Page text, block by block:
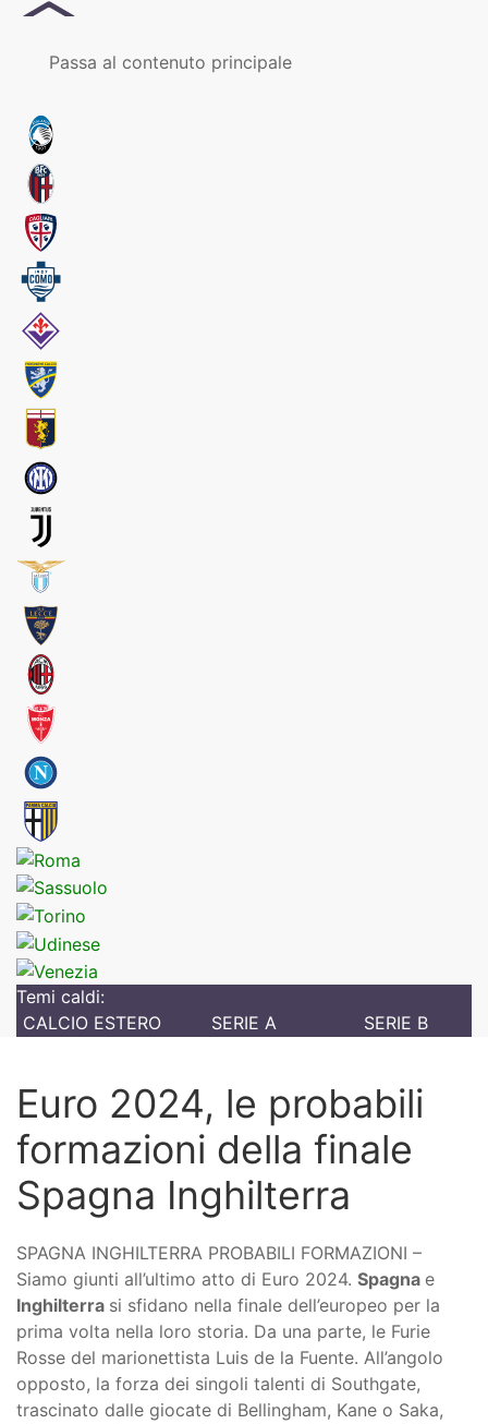
Passa al contenuto principale
Temi caldi:
CALCIO ESTERO
SERIE A SERIE B
Euro 2024, le probabili
formazioni della finale
Spagna Inghilterra
SPAGNA INGHILTERRA PROBABILI FORMAZIONI –
Siamo giunti all’ultimo atto di Euro 2024. Spagna e
Inghilterra si sfidano nella finale dell’europeo per la
prima volta nella loro storia. Da una parte, le Furie
Rosse del marionettista Luis de la Fuente. All’angolo
opposto, la forza dei singoli talenti di Southgate,
trascinato dalle giocate di Bellingham, Kane o Saka,